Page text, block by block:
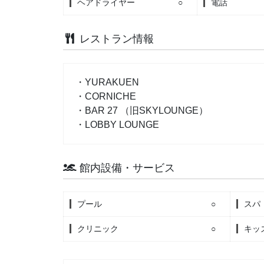
ヘアドライヤー ○ 電話
レストラン情報
・YURAKUEN
・CORNICHE
・BAR 27 （旧SKYLOUNGE）
・LOBBY LOUNGE
館内設備・サービス
プール ○ スパ
クリニック ○ キッ